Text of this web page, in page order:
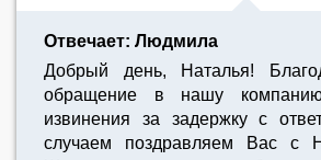
Отвечает: Людмила
Добрый день, Наталья!
обращение в нашу
извинения за задержку с
случаем поздравляем Вас с